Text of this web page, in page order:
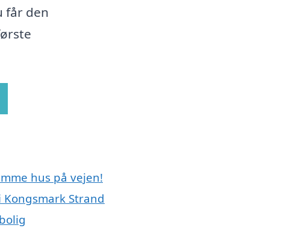
får den
hus på vejen!
Strand